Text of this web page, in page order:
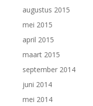
augustus 2015
mei 2015
april 2015
maart 2015
september 2014
juni 2014
mei 2014